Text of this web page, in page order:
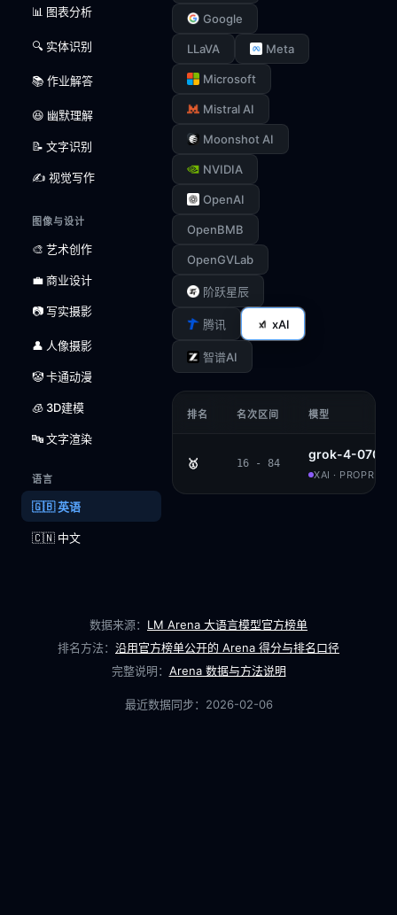
📊 图表分析
🔍 实体识别
📚 作业解答
😆 幽默理解
📝 文字识别
✍️ 视觉写作
图像与设计
🎨 艺术创作
💼 商业设计
📷 写实摄影
👤 人像摄影
🤡 卡通动漫
🧊 3D建模
🔤 文字渲染
语言
🇬🇧 英语
🇨🇳 中文
Google
LLaVA Meta
Microsoft
Mistral AI
Moonshot AI
NVIDIA
OpenAI
OpenBMB
OpenGVLab
阶跃星辰
腾讯 xAI
智谱AI
排名 名次区间 模型
🥇 16 - 84
grok-4-0709
XAI ·
数据来源： LM Arena 大语言模型官方榜单
排名方法： 沿用官方榜单公开的 Arena 得分与排名口径
完整说明： Arena 数据与方法说明
最近数据同步： 2026-02-06